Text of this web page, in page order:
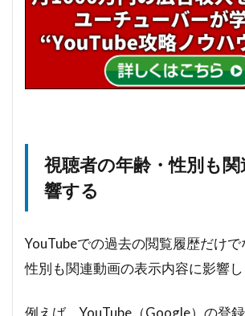
視聴者の年齢・性別も
響する
YouTubeでの過去の閲覧履歴だけで
性別も関連動画の表示内容に影響し